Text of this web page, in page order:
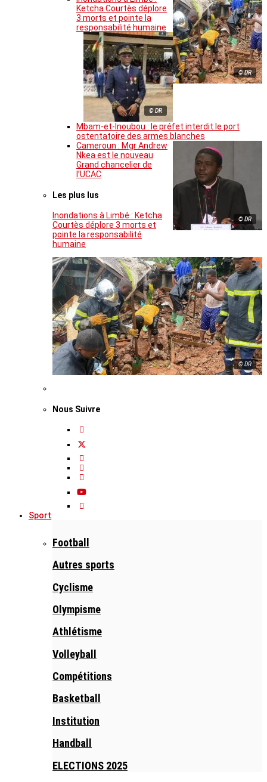
© DR
Ketcha Courtès déplore
3 morts et pointe la
responsabilité humaine
© DR
Mbam-et-Inoubou : le préfet interdit le port
ostentatoire des armes blanches
© DR
Cameroun : Mgr Andrew
Nkea est le nouveau
Grand chancelier de
l’UCAC
Les plus lus
Inondations à Limbé : Ketcha
Courtès déplore 3 morts et
pointe la responsabilité
humaine
© DR
Nous Suivre
Sport
Football
Autres sports
Cyclisme
Olympisme
Athlétisme
Volleyball
Compétitions
Basketball
Institution
Handball
ELECTIONS 2025